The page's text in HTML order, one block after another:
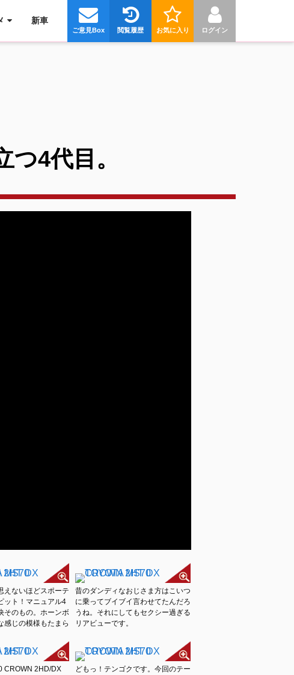
新車
ログイン
お気に入り
閲覧履歴
ご意見Box
4代目。
えないほどスポーテ
ット！マニュアル4
そのもの。ホーンボ
感じの模様もたまら
昔のダンディなおじさま方はこいつ
に乗ってブイブイ言わせてたんだろ
うね。それにしてもセクシー過ぎる
リアビューです。
CROWN 2HD/DX
どもっ！テンゴクです。今回のテー